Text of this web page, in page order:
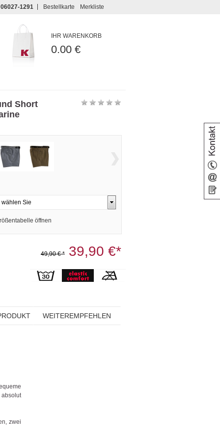
06027-1291 Bestellkarte Merkliste
IHR WARENKORB
0.00 €
Short
öffnen
49,90 € *39,90 €*
WEITEREMPFEHLEN
zwei